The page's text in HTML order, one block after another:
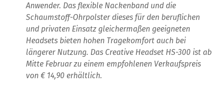
Anwender. Das flexible Nackenband und die
Schaumstoff-Ohrpolster dieses für den beruflichen
und privaten Einsatz gleichermaßen geeigneten
Headsets bieten hohen Tragekomfort auch bei
längerer Nutzung. Das Creative Headset HS-300 ist ab
Mitte Februar zu einem empfohlenen Verkaufspreis
von € 14,90 erhältlich.